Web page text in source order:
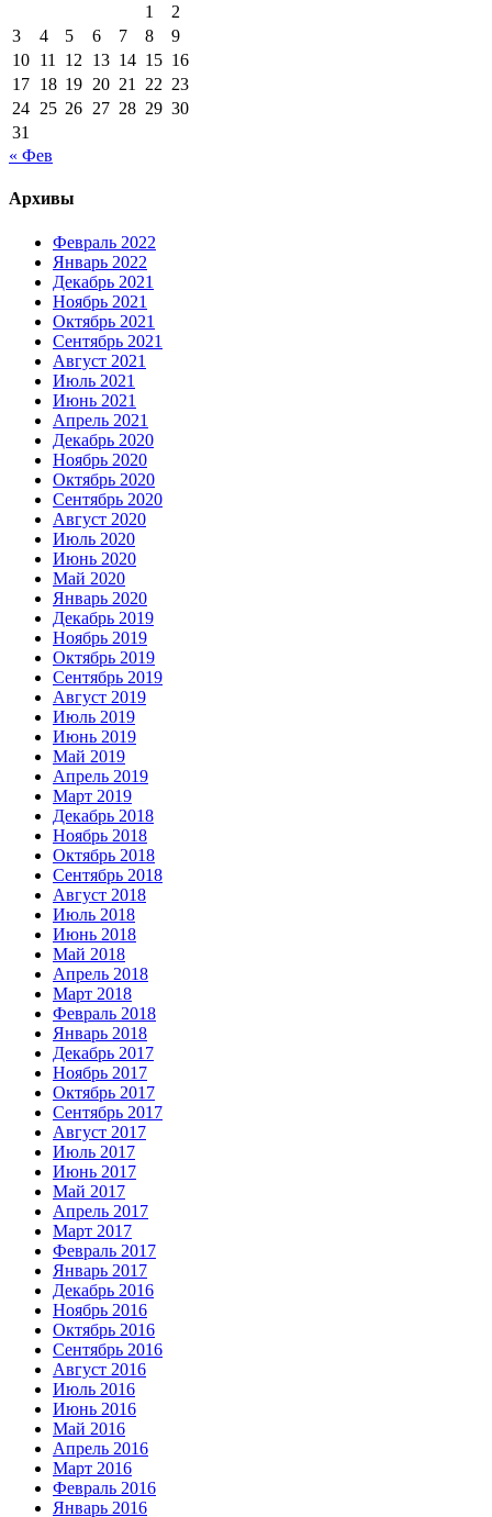
1
2
3
4 5 6 7 8
9
10 11 12 13 14 15 16
17 18 19 20 21 22 23
24 25 26 27 28 29 30
31
« Фев
Архивы
Февраль 2022
Январь 2022
Декабрь 2021
Ноябрь 2021
Октябрь 2021
Сентябрь 2021
Август 2021
Июль 2021
Июнь 2021
Апрель 2021
Декабрь 2020
Ноябрь 2020
Октябрь 2020
Сентябрь 2020
Август 2020
Июль 2020
Июнь 2020
Май 2020
Январь 2020
Декабрь 2019
Ноябрь 2019
Октябрь 2019
Сентябрь 2019
Август 2019
Июль 2019
Июнь 2019
Май 2019
Апрель 2019
Март 2019
Декабрь 2018
Ноябрь 2018
Октябрь 2018
Сентябрь 2018
Август 2018
Июль 2018
Июнь 2018
Май 2018
Апрель 2018
Март 2018
Февраль 2018
Январь 2018
Декабрь 2017
Ноябрь 2017
Октябрь 2017
Сентябрь 2017
Август 2017
Июль 2017
Июнь 2017
Май 2017
Апрель 2017
Март 2017
Февраль 2017
Январь 2017
Декабрь 2016
Ноябрь 2016
Октябрь 2016
Сентябрь 2016
Август 2016
Июль 2016
Июнь 2016
Май 2016
Апрель 2016
Март 2016
Февраль 2016
Январь 2016